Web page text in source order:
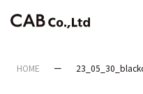
HOME